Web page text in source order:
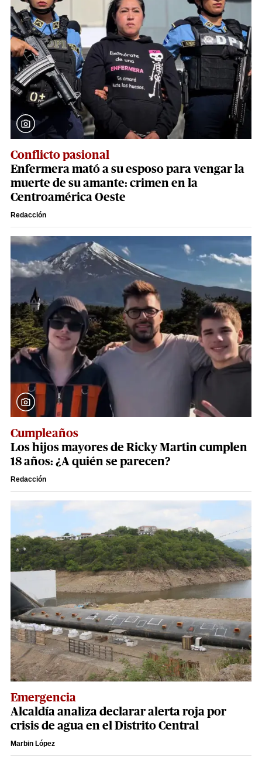
Conflicto pasional
Enfermera mató a su esposo para vengar la
muerte de su amante: crimen en la
Centroamérica Oeste
Redacción
Cumpleaños
Los hijos mayores de Ricky Martin cumplen
18 años: ¿A quién se parecen?
Redacción
Emergencia
Alcaldía analiza declarar alerta roja por
crisis de agua en el Distrito Central
Marbin López